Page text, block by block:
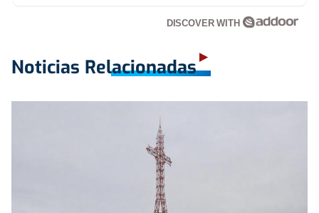
DISCOVER WITH
Noticias Relacionadas